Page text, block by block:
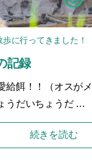
歩に行ってきました！
記録
給餌！！（オスが
うだいちょうだ …
続きを読む